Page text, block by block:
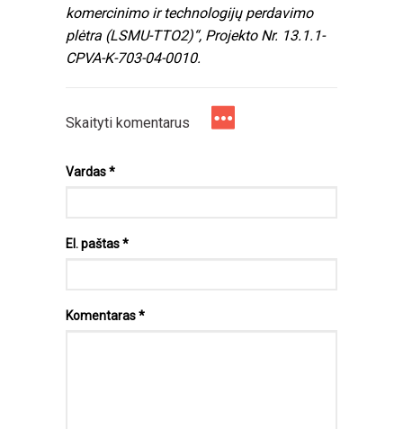
komercinimo ir technologijų perdavimo
plėtra (LSMU-TTO2)“, Projekto Nr. 13.1.1-
CPVA-K-703-04-0010.
Skaityti komentarus
Vardas*
El. paštas*
Komentaras*